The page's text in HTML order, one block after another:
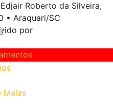
Roberto da Silveira,
• Araquari/SC
por
Malas